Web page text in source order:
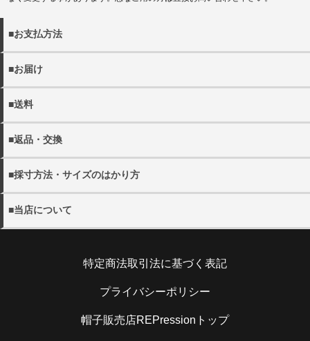
■お支払方法
・クレジットカード決済
・代金引換（別途手数料440円）
■お届け
※宅配便でお届け先が沖縄・離島の場合日本郵政となる場合
がございます。
・配送日の指定をご希望の場合にはご注文の際にご希望日を
ご指定がない場合には、最短のお日にちで発送いたします。
・配送希望時間帯は、以下よりお選びください。
【午前中 12-14時 14-16時 16-18時 18-20時 19-21
時】
※メール便(ゆうパケット)はポスト投函となるたの日時指定
詳しく見る
■送料
・各都道府県別送料につきましては下記リンクよりご確認く
ださい。
・メール便は全国一律300円となります。
■返品・交換
(shop@rep-hat.com)またはお電話（042-723-7854）までご
連絡ください。
※当店休業日は、
・お客様のご都合による返品の場合
に限り、返品を承ります。お手元に到着後5日以内にご連絡
客様ご負担となりますので予めご了承ください。
■採寸方法・サイズのはかり方
い。
サイズのはかり方
■当店について
メール：shop@rep-hat.com
特定商法取引法に基づく表記
プライバシーポリシー
帽子販売店REPressionトップ